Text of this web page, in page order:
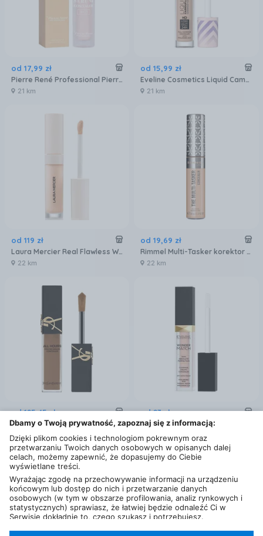
od 17,99 zł
Pierre René Professional Pierre René Serum Concealer Korektor-Serum Z Spf25 Do Twarzy 05 6ml
21 km
od 15,99 zł
Eveline Cosmetics Liquid Camouflage Wodoodporny Korektor Kamuflujący Z Kwasem Hialuronowym 06 Medium Beige 7ml
21 km
od 119 zł
Laura Mercier Real Flawless Weightless Perfecting Concealer Korektor 5ml Nr. 2W1
22 km
od 19,69 zł
Rimmel Multi-Tasker korektor 025 rose ivory 10ml
22 km
od125,45 zł
Ysl Yves Saint Laurent All Hours Korektor 15Ml Odcień Dn5
22 km
od23 zł
22 km
Dbamy o Twoją prywatność, zapoznaj się z informacją:
Dzięki plikom cookies i technologiom pokrewnym oraz
przetwarzaniu Twoich danych osobowych w opisanych dalej
celach, możemy zapewnić, że dopasujemy do Ciebie
wyświetlane treści.
Wyrażając zgodę na przechowywanie informacji na urządzeniu
końcowym lub dostęp do nich i przetwarzanie danych
osobowych (w tym w obszarze profilowania, analiz rynkowych i
statystycznych) sprawiasz, że łatwiej będzie odnaleźć Ci w
Serwisie dokładnie to, czego szukasz i potrzebujesz.